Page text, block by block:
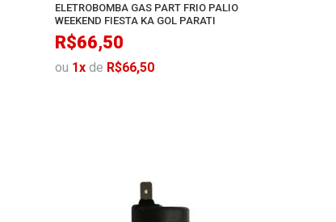
ELETROBOMBA GAS PART FRIO PALIO
WEEKEND FIESTA KA GOL PARATI
R$66,50
ou 1xde R$66,50